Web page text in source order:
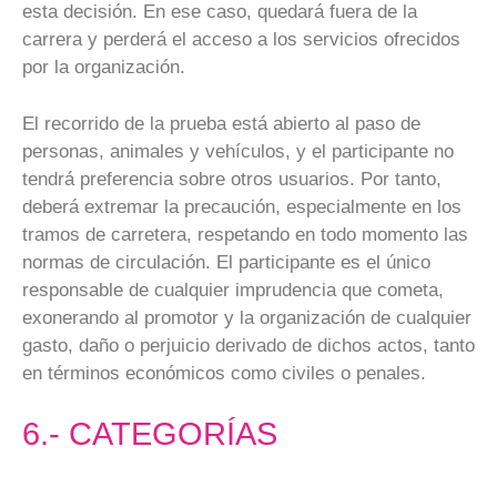
esta decisión. En ese caso, quedará fuera de la
carrera y perderá el acceso a los servicios ofrecidos
por la organización.
El recorrido de la prueba está abierto al paso de
personas, animales y vehículos, y el participante no
tendrá preferencia sobre otros usuarios. Por tanto,
deberá extremar la precaución, especialmente en los
tramos de carretera, respetando en todo momento las
normas de circulación. El participante es el único
responsable de cualquier imprudencia que cometa,
exonerando al promotor y la organización de cualquier
gasto, daño o perjuicio derivado de dichos actos, tanto
en términos económicos como civiles o penales.
6.- CATEGORÍAS